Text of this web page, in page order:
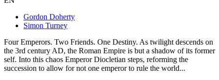
Gordon Doherty
Simon Turney
Four Emperors. Two Friends. One Destiny. As twilight descends on
the 3rd century AD, the Roman Empire is but a shadow of its former
self. Into this chaos Emperor Diocletian steps, reforming the
succession to allow for not one emperor to rule the world...